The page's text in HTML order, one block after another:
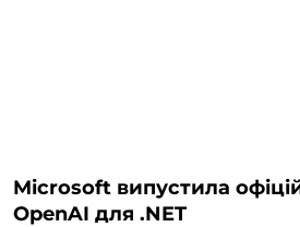
Microsoft випустила
OpenAI для .NET